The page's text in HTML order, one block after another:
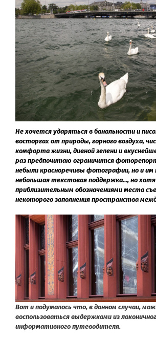
Не хочется ударяться в банальности и
восторгах от природы, горного воздуха,
комфорта жизни, дивной зелени и
раз предпочитаю ограничится
небыли красноречивы фотографии, но и им
небольшая текстовая поддержка…, но
приблизительным обозначениями места
некоторого заполнения пространства
Вот и подумалось что, в данном случаи,
воспользоваться выдержками из
информативного путеводителя.